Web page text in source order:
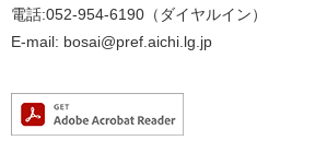
電話:052-954-6190（ダイヤルイン）
E-mail: bosai@pref.aichi.lg.jp